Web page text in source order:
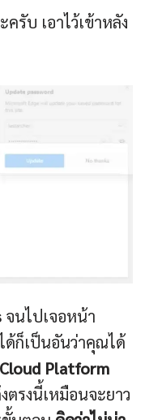
ครับ เอาไว้เข้าหลัง
จนไปเจอหน้า
ด้ก็เป็นอันว่าคุณได้
Platform
ตรงนี้เหมือนจะยาว